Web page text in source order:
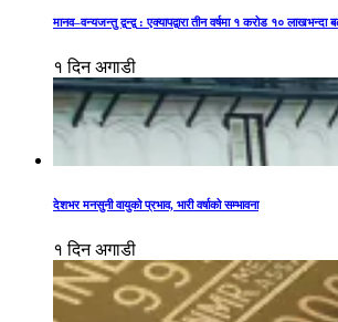
मानव–वन्यजन्तु द्वन्द्व : एक्यापद्वारा तीन वर्षमा १ करोड १० लाखभन्दा
१ दिन अगाडी
देशभर मनसुनी वायुको प्रभाव, भारी वर्षाको सम्भावना
१ दिन अगाडी